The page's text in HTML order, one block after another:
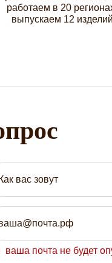
работаем в 20
выпускаем 12
ваша почта не будет